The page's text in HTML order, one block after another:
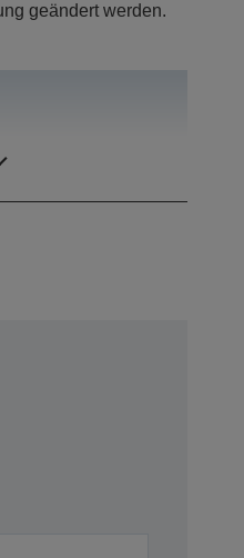
geändert werden.